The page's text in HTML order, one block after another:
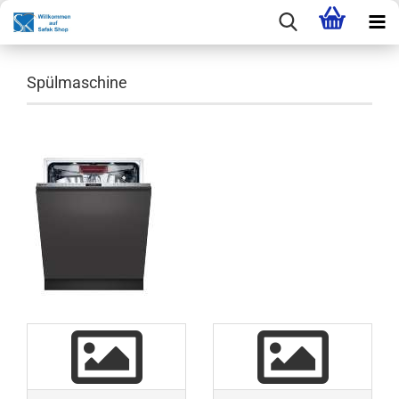
Spülmaschine